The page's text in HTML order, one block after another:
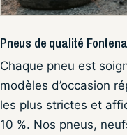
Pneus de qualité
Chaque pneu est
modèles d’occasion
les plus strictes et
10 %. Nos pneus,